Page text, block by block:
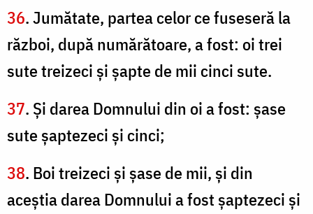
36. Jumătate, partea celor ce fuseseră la
război, după numărătoare, a fost: oi trei
sute treizeci şi şapte de mii cinci sute.
37. Şi darea Domnului din oi a fost: şase
sute şaptezeci şi cinci;
38. Boi treizeci şi şase de mii, şi din
aceştia darea Domnului a fost şaptezeci şi